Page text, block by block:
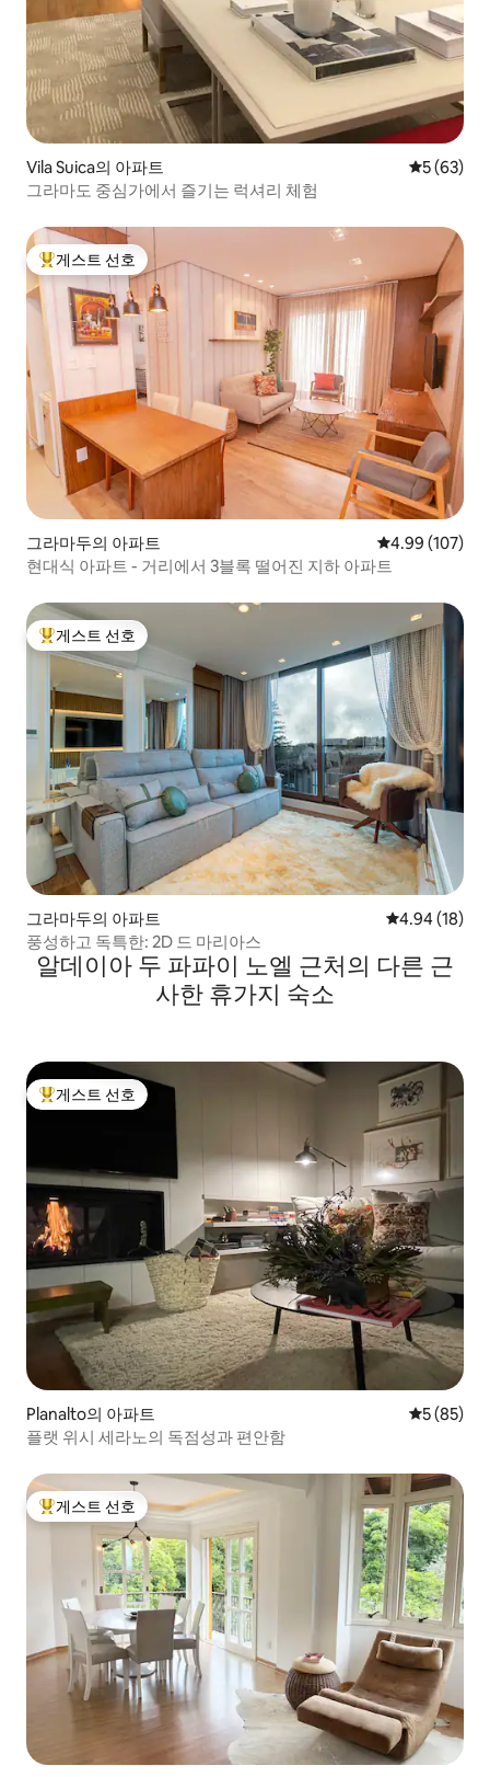
Vila Suica의 아파트 평점 5점(5
5 (63)
그라마도 중심가에서 즐기는 럭셔리 체험
상위 게스트 선호
게스트 선호
그라마두의 아파트 평점 4.99점(5
4.99 (107)
현대식 아파트 - 거리에서 3블록 떨어진 지하 아파트
상위 게스트 선호
게스트 선호
그라마두의 아파트 평점 4.94점(5
4.94 (18)
풍성하고 독특한: 2D 드 마리아스
알데이아 두 파파이 노엘 근처의 다른 근
사한 휴가지 숙소
상위 게스트 선호
게스트 선호
Planalto의 아파트 평점 5점(5
5 (85)
플랫 위시 세라노의 독점성과 편안함
상위 게스트 선호
게스트 선호